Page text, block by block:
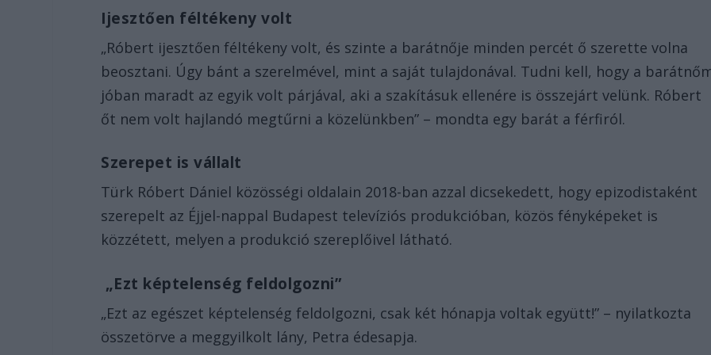
Ijesztően féltékeny volt
„Róbert ijesztően féltékeny volt, és szinte a barátnője minden percét ő szerette volna
beosztani. Úgy bánt a szerelmével, mint a saját tulajdonával. Tudni kell, hogy a
jóban maradt az egyik volt párjával, aki a szakításuk ellenére is összejárt velünk. Róbert
őt nem volt hajlandó megtűrni a közelünkben” – mondta egy barát a férfiról.
Szerepet is vállalt
Türk Róbert Dániel közösségi oldalain 2018-ban azzal dicsekedett, hogy epizodistaként
szerepelt az Éjjel-nappal Budapest televíziós produkcióban, közös fényképeket is
közzétett, melyen a produkció szereplőivel látható.
„Ezt képtelenség feldolgozni”
„Ezt az egészet képtelenség feldolgozni, csak két hónapja voltak együtt!” – nyilatkozta
összetörve a meggyilkolt lány, Petra édesapja.